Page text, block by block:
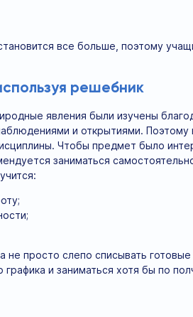
все больше, поэтому
решебник
явления были изучены
и открытиями.
Чтобы предмет было
заниматься
не просто слепо списывать
графика и заниматься хотя бы по